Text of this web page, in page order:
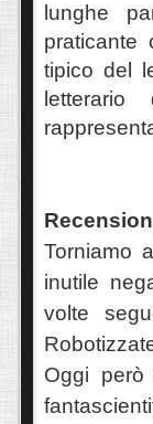
lunghe
praticante
tipico del
Torniamo
inutile
volte
Oggi però